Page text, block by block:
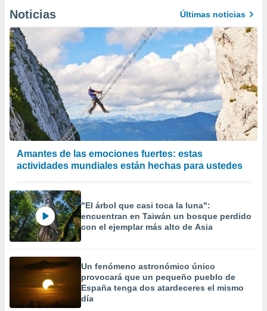
Noticias Últimas noticias
Amantes de las emociones fuertes: estas
actividades mundiales están hechas para ustedes
"El árbol que casi toca la luna":
encuentran en Taiwán un bosque perdido
con el ejemplar más alto de Asia
Un fenómeno astronómico único
provocará que un pequeño pueblo de
España tenga dos atardeceres el mismo
día